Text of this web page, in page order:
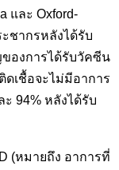
และ Oxford-
ะชากรหลังได้รับ
องการได้รับวัคซีน
ดเชื้อจะไม่มีอาการ
94% หลังได้รับ
(หมายถึง อาการที่